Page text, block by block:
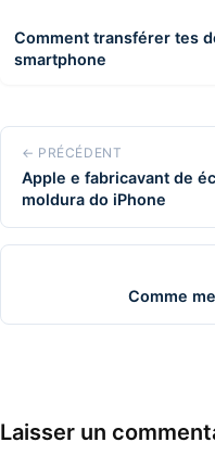
Comment transférer tes
smartphone
← PRÉCÉDENT
Apple e fabricavant de
moldura do iPhone
Comme
Laisser un